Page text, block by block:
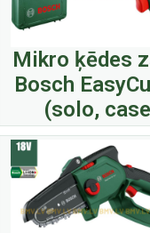
Mikro ķēdes
Bosch
(solo,